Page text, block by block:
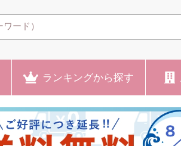
ランキングから探す